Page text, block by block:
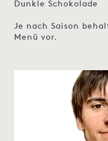
Dunkle Schokolade
Je nach Saison
Menü vor.